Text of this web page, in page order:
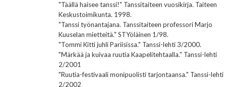
"Täällä haisee tanssi!" Tanssitaiteen vuosikirja. Taiteen
Keskustoimikunta. 1998.
"Tanssi työnantajana. Tanssitaiteen professori Marjo
Kuuselan mietteitä." STYöläinen 1/98.
"Tommi Kitti juhli Pariisissa." Tanssi-lehti 3/2000.
"Märkää ja kuivaa ruutia Kaapelitehtaalla." Tanssi-lehti
2/2001
"Ruutia-festivaali monipuolisti tarjontaansa." Tanssi-lehti
2/2002